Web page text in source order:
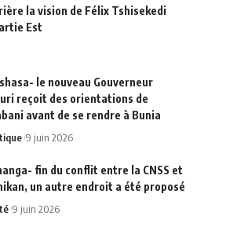
la vision de Félix Tshisekedi
Est
le nouveau Gouverneur
reçoit des orientations de
avant de se rendre à Bunia
9 juin 2026
fin du conflit entre la CNSS et
un autre endroit a été proposé
9 juin 2026